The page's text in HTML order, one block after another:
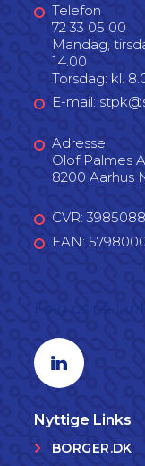
Telefon
72 33 05 00
Mandag,
14.00
Torsdag: kl.
E-mail:
Adresse
Olof Palmes
8200 Aarhus
CVR:
EAN:
Linkedin profil
Nyttige Links
BORGER.DK